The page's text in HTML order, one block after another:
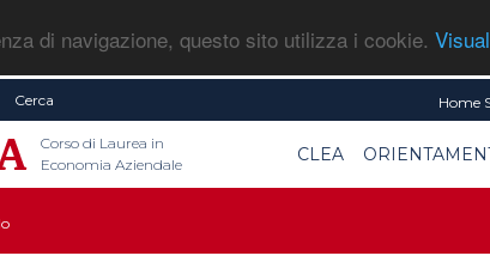
di navigazione, questo sito utilizza i cookie.
Cerca Home
Corso di Laurea in
Economia Aziendale
CLEA